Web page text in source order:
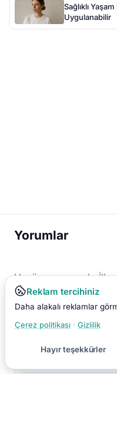
Sağlıklı
Uygulanabilir
Yorumlar
Henüz yorum yok. İlk
Reklam tercihiniz
Daha alakalı reklamlar
Çerez politikası · Gizlilik
Hayır teşekkürler